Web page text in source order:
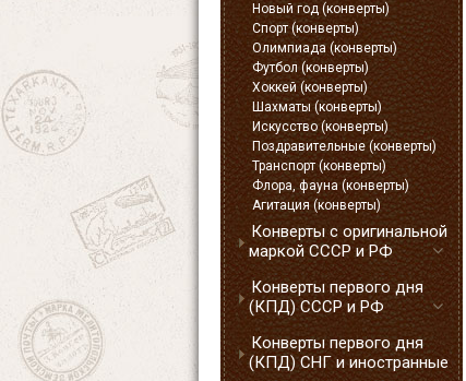
Новый год (конверты)
Спорт (конверты)
Олимпиада (конверты)
Футбол (конверты)
Хоккей (конверты)
Шахматы (конверты)
Искусство (конверты)
Поздравительные (конверты)
Транспорт (конверты)
Флора, фауна (конверты)
Агитация (конверты)
Конверты с оригинальной
маркой СССР и РФ
Конверты первого дня
(КПД) СССР и РФ
Конверты первого дня
(КПД) СНГ и иностранные